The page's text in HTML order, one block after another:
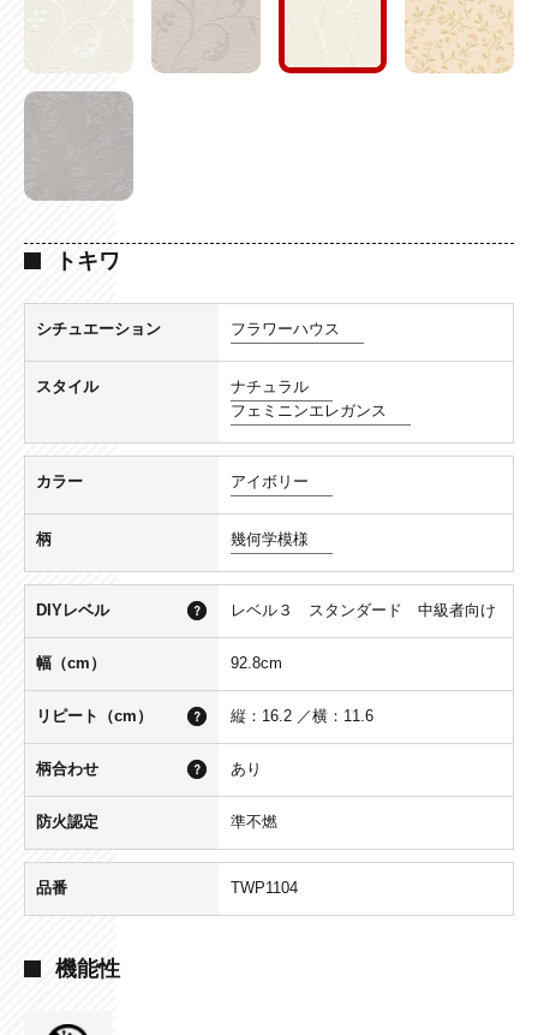
トキワ
シチュエーション フラワーハウス
スタイル
ナチュラル
フェミニンエレガンス
カラー アイボリー
柄 幾何学模様
DIYレベル レベル３ スタンダード 中級者向け
幅（cm） 92.8cm
リピート（cm） 縦：16.2 ／横：11.6
柄合わせ あり
防火認定 準不燃
品番 TWP1104
機能性